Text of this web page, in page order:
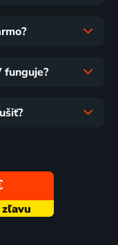
funguje?